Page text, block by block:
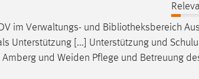
im Verwaltungs- und Bibliotheksbereich
Unterstützung [...] Unterstützung und
und Weiden Pflege und Betreuung